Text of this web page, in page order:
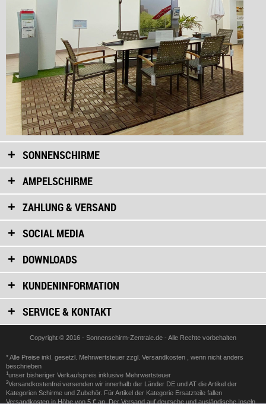
SONNENSCHIRME
AMPELSCHIRME
ZAHLUNG & VERSAND
SOCIAL MEDIA
DOWNLOADS
KUNDENINFORMATION
SERVICE & KONTAKT
Copyright © 2016 - Sonnenschirm-Zentrale.de - Alle Rechte vorbehalten
* Alle Preise inkl. gesetzl. Mehrwertsteuer zzgl. Versandkosten
, wenn nicht anders
beschrieben
1 unser bisheriger Verkaufspreis inklusive Mehrwertsteuer
2Versandkostenfrei versenden wir innerhalb der Länder DE und AT die Artikel der
Kategorien Schirme und Zubehör. Für Artikel der Kategorie Ersatzteile fallen
Versandkosten in Höhe von 5 € an. Der Versand auf deutsche und ausländische Inseln